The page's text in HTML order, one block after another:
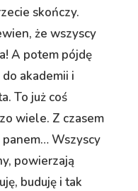
skończy.
że wszyscy
A potem pójdę
akademii i
To już coś
wiele. Z czasem
Wszyscy
powierzają
buduję i tak